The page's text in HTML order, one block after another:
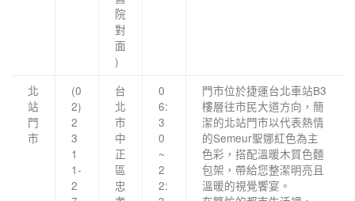
院
對
面
)
北
站
門
市
(0
2)
2
3
1
1-
2
台
北
市
中
正
區
忠
0
6:
3
0
~
2
2:
門市位於捷運台北車站B3
樓層往市民大道方向，簡
潔的北站門市以代表熱情
的Semeur聖娜紅色為主
色彩，搭配溫暖木質色麵
包架，帶給您整潔明亮且
溫暖的視覺饗宴。